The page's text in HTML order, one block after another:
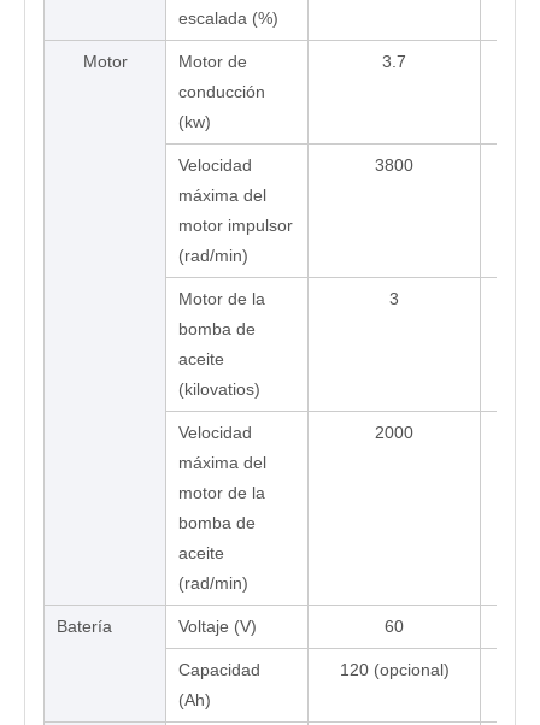
escalada (%)
Motor
Motor de
conducción
(kw)
3.7
Velocidad
máxima del
motor impulsor
(rad/min)
3800
Motor de la
bomba de
aceite
(kilovatios)
3
Velocidad
máxima del
motor de la
bomba de
aceite
(rad/min)
2000
Batería Voltaje (V) 60
Capacidad
(Ah)
120 (opcional)